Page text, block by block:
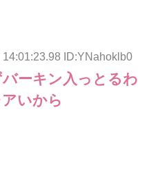
14:01:23.98 ID:YNahoklb0
ーキン入っとるわ
いから